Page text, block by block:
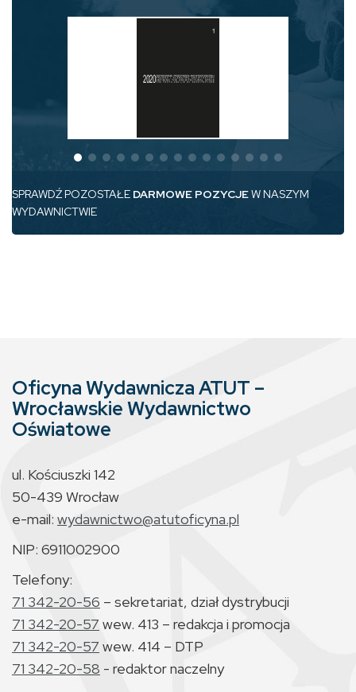
SPRAWDŹ POZOSTAŁE DARMOWE POZYCJEW NASZYM
WYDAWNICTWIE
Oficyna Wydawnicza ATUT –
Wrocławskie Wydawnictwo
Oświatowe
ul. Kościuszki 142
50-439 Wrocław
e-mail: wydawnictwo@atutoficyna.pl
NIP: 6911002900
Telefony:
71 342-20-56 – sekretariat, dział dystrybucji
71 342-20-57 wew. 413 – redakcja i promocja
71 342-20-57 wew. 414 – DTP
71 342-20-58 - redaktor naczelny